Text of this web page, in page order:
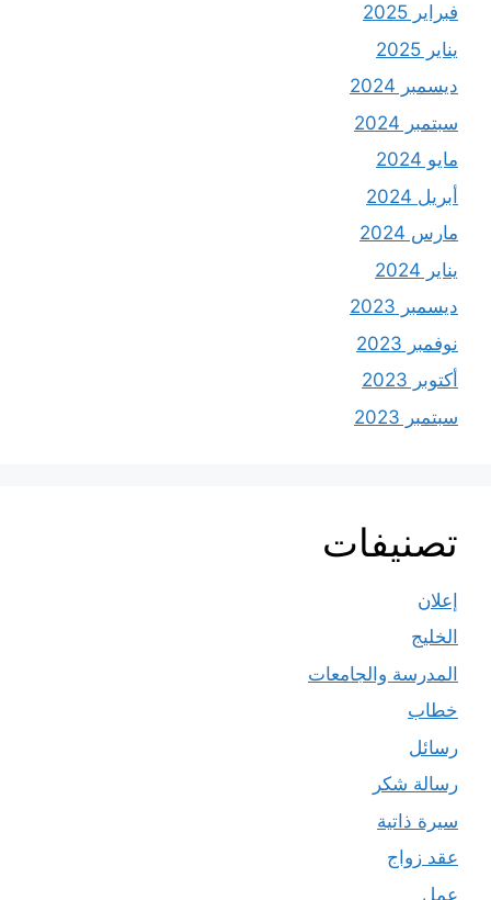
فبراير 2025
يناير 2025
ديسمبر 2024
سبتمبر 2024
مايو 2024
أبريل 2024
مارس 2024
يناير 2024
ديسمبر 2023
نوفمبر 2023
أكتوبر 2023
سبتمبر 2023
تصنيفات
إعلان
الخليج
المدرسة والجامعات
خطاب
رسائل
رسالة شكر
سيرة ذاتية
عقد زواج
عمل